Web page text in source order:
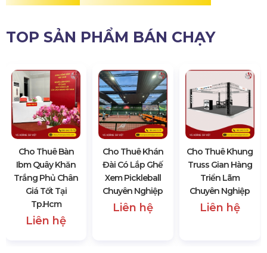
TOP SẢN PHẨM BÁN CHẠY
Cho Thuê Bàn
Ibm Quây Khăn
Trắng Phủ Chân
Giá Tốt Tại
Tp.hcm
Liên hệ
Cho Thuê Khán
Đài Có Lắp Ghế
Xem Pickleball
Chuyên Nghiệp
Liên hệ
Cho Thuê Khung
Truss Gian Hàng
Triển Lãm
Chuyên Nghiệp
Liên hệ